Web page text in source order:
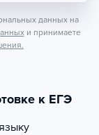
данных на
и принимаете
к ЕГЭ